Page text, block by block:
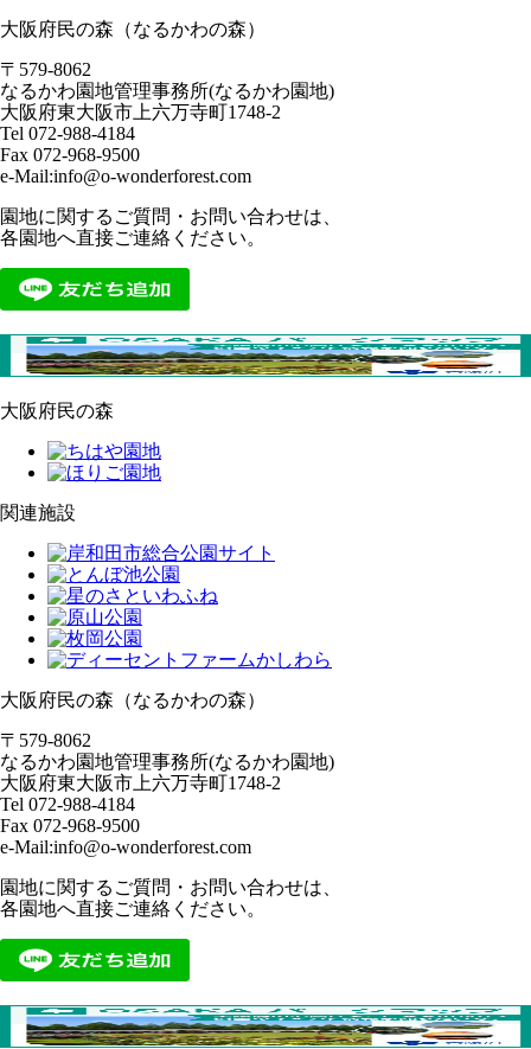
大阪府民の森（なるかわの森）
〒579-8062
なるかわ園地管理事務所(なるかわ園地)
大阪府東大阪市上六万寺町1748-2
Tel 072-988-4184
Fax 072-968-9500
e-Mail:info@o-wonderforest.com
園地に関するご質問・お問い合わせは、
各園地へ直接ご連絡ください。
大阪府民の森
関連施設
大阪府民の森（なるかわの森）
〒579-8062
なるかわ園地管理事務所(なるかわ園地)
大阪府東大阪市上六万寺町1748-2
Tel 072-988-4184
Fax 072-968-9500
e-Mail:info@o-wonderforest.com
園地に関するご質問・お問い合わせは、
各園地へ直接ご連絡ください。